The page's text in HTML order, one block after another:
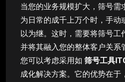
当您的业务规模扩大，筛号需
为日常的成千上万个时，手动
以为继。这时，需要将筛号工
并将其融入您的整体客户关系
您可以考虑采用如 筛号工具
成化解决方案。它的优势在于